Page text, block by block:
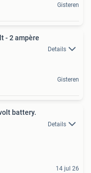
Gisteren
- 2 ampère
Details
Gisteren
battery.
Details
14 jul 26